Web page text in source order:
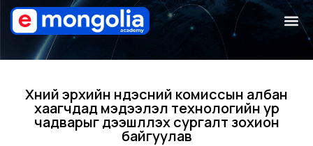
Хүний эрхийн үндэсний комиссын албан
хаагчдад мэдээлэл технологийн ур
чадварыг дээшлүүлэх сургалт зохион
байгуулав